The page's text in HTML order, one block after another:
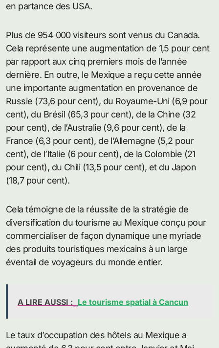
en partance des USA.
Plus de 954 000 visiteurs sont venus du Canada.
Cela représente une augmentation de 1,5 pour cent
par rapport aux cinq premiers mois de l’année
dernière. En outre, le Mexique a reçu cette année
une importante augmentation en provenance de
Russie (73,6 pour cent), du Royaume-Uni (6,9 pour
cent), du Brésil (65,3 pour cent), de la Chine (32
pour cent), de l’Australie (9,6 pour cent), de la
France (6,3 pour cent), de l’Allemagne (5,2 pour
cent), de l’Italie (6 pour cent), de la Colombie (21
pour cent), du Chili (13,5 pour cent), et du Japon
(18,7 pour cent).
Cela témoigne de la réussite de la stratégie de
diversification du tourisme au Mexique conçu pour
commercialiser de façon dynamique une myriade
des produits touristiques mexicains à un large
éventail de voyageurs du monde entier.
A LIRE AUSSI : Le tourisme spatial à Cancun
Le taux d’occupation des hôtels au Mexique a